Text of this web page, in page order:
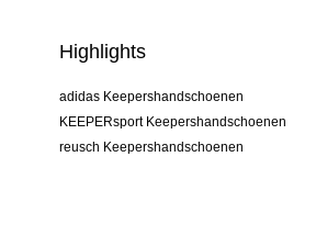
Highlights
adidas Keepershandschoenen
KEEPERsport Keepershandschoenen
reusch Keepershandschoenen